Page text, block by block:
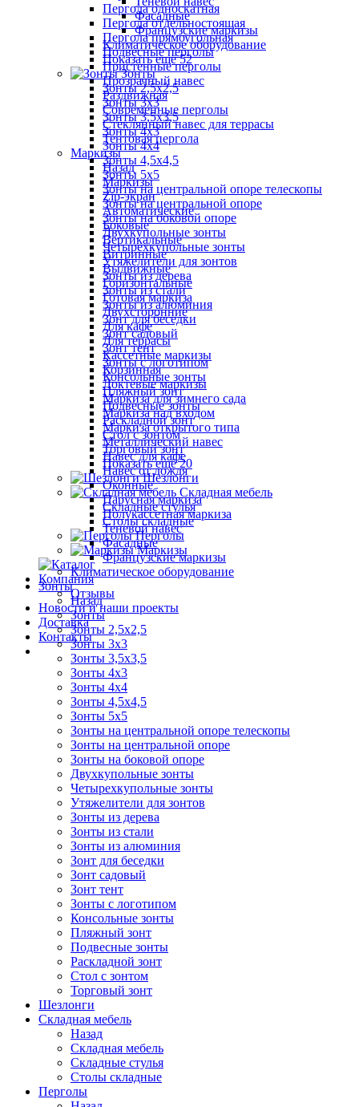
Фасадные
Французские маркизы
Климатическое оборудование
Показать ещё 52
Зонты
Зонты 2,5х2,5
Зонты 3х3
Зонты 3,5х3,5
Зонты 4х3
Зонты 4х4
Зонты 4,5х4,5
Зонты 5х5
Зонты на центральной опоре телескопы
Зонты на центральной опоре
Зонты на боковой опоре
Двухкупольные зонты
Четырехкупольные зонты
Утяжелители для зонтов
Зонты из дерева
Зонты из стали
Зонты из алюминия
Зонт для беседки
Зонт садовый
Зонт тент
Зонты с логотипом
Консольные зонты
Пляжный зонт
Подвесные зонты
Раскладной зонт
Стол с зонтом
Торговый зонт
Показать ещё 20
Шезлонги
Складная мебель
Складные стулья
Столы складные
Перголы
Маркизы
Компания
Отзывы
Новости и наши проекты
Доставка
Контакты
Пергола односкатная
Пергола отдельностоящая
Пергола прямоугольная
Подвесные перголы
Пристенные перголы
Прозрачный навес
Раздвижная
Современные перголы
Стеклянный навес для террасы
Тентовая пергола
Маркизы
Назад
Маркизы
Zip-экран
Автоматические
Боковые
Вертикальные
Витринные
Выдвижные
Горизонтальные
Готовая маркиза
Двухсторонние
Для кафе
Для террасы
Кассетные маркизы
Корзинная
Локтевые маркизы
Маркиза для зимнего сада
Маркиза над входом
Маркиза открытого типа
Металлический навес
Навес для кафе
Навес от дождя
Оконные
Парусная маркиза
Полукассетная маркиза
Теневой навес
Фасадные
Французские маркизы
Климатическое оборудование
Зонты
Назад
Зонты
Зонты 2,5х2,5
Зонты 3х3
Зонты 3,5х3,5
Зонты 4х3
Зонты 4х4
Зонты 4,5х4,5
Зонты 5х5
Зонты на центральной опоре телескопы
Зонты на центральной опоре
Зонты на боковой опоре
Двухкупольные зонты
Четырехкупольные зонты
Утяжелители для зонтов
Зонты из дерева
Зонты из стали
Зонты из алюминия
Зонт для беседки
Зонт садовый
Зонт тент
Зонты с логотипом
Консольные зонты
Пляжный зонт
Подвесные зонты
Раскладной зонт
Стол с зонтом
Торговый зонт
Шезлонги
Складная мебель
Назад
Складная мебель
Складные стулья
Столы складные
Перголы